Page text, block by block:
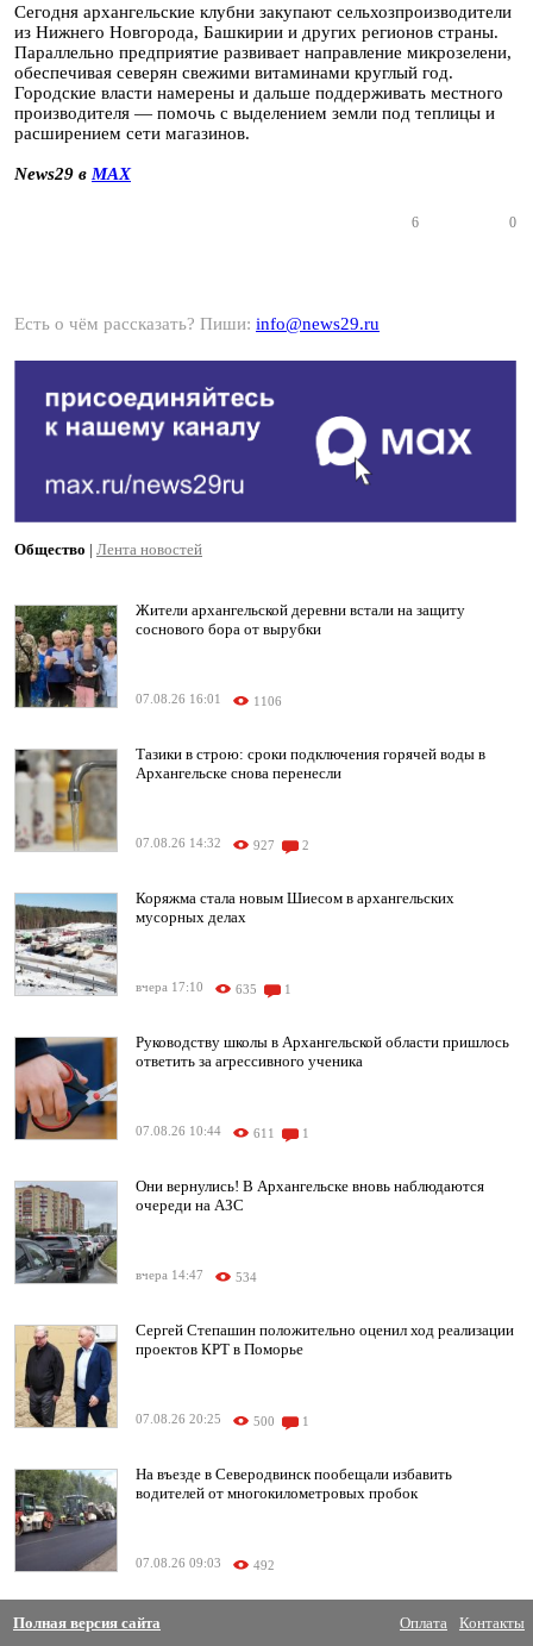
Сегодня архангельские клубни закупают сельхозпроизводители
из Нижнего Новгорода, Башкирии и других регионов страны.
Параллельно предприятие развивает направление микрозелени,
обеспечивая северян свежими витаминами круглый год.
Городские власти намерены и дальше поддерживать местного
производителя — помочь с выделением земли под теплицы и
расширением сети магазинов.
News29 в MAX
6 0
Есть о чём рассказать? Пиши: info@news29.ru
Общество | Лента новостей
Жители архангельской деревни встали на защиту
соснового бора от вырубки
07.08.26 16:01 1106
Тазики в строю: сроки подключения горячей воды в
Архангельске снова перенесли
07.08.26 14:32 927 2
Коряжма стала новым Шиесом в архангельских
мусорных делах
вчера 17:10 635 1
Руководству школы в Архангельской области пришлось
ответить за агрессивного ученика
07.08.26 10:44 611 1
Они вернулись! В Архангельске вновь наблюдаются
очереди на АЗС
вчера 14:47 534
Сергей Степашин положительно оценил ход реализации
проектов КРТ в Поморье
07.08.26 20:25 500 1
На въезде в Северодвинск пообещали избавить
водителей от многокилометровых пробок
07.08.26 09:03 492
Полная версия сайта Оплата Контакты